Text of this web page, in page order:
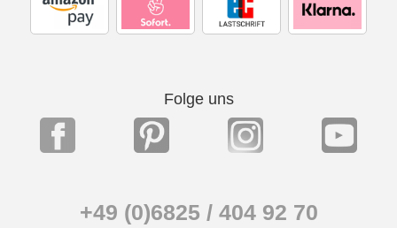
Folge uns
+49 (0)6825 / 404 92 70